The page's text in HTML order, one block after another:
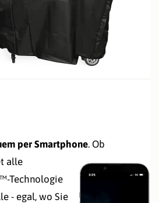
per Smartphone. Ob
alle
Technologie
- egal, wo Sie